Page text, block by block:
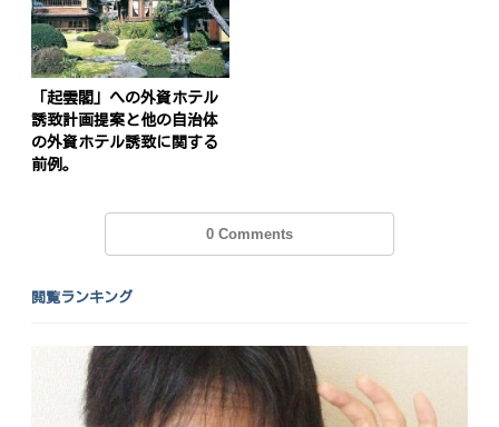
「起雲閣」への外資ホテル
誘致計画提案と他の自治体
の外資ホテル誘致に関する
前例。
0 Comments
閲覧ランキング